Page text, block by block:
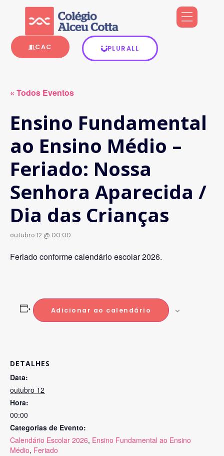
CAC PLURALL
« Todos Eventos
Ensino Fundamental
ao Ensino Médio –
Feriado: Nossa
Senhora Aparecida /
Dia das Crianças
outubro 12 @ 00:00
Feriado conforme calendário escolar 2026.
Adicionar ao calendário
DETALHES
Data:
outubro 12
Hora:
00:00
Categorias de Evento:
Calendário Escolar 2026, Ensino Fundamental ao Ensino
Médio, Feriado